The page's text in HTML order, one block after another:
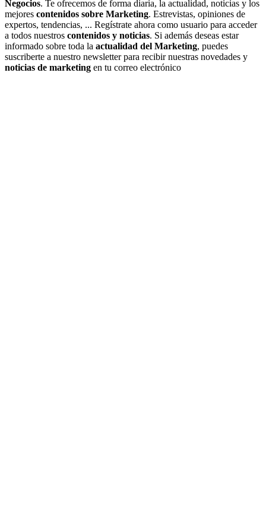
Negocios. Te ofrecemos de forma diaria, la actualidad, noticias y los
mejores contenidos sobre Marketing. Estrevistas, opiniones de
expertos, tendencias, ... Regístrate ahora como usuario para acceder
a todos nuestros contenidos y noticias. Si además deseas estar
informado sobre toda la actualidad del Marketing, puedes
suscriberte a nuestro newsletter para recibir nuestras novedades y
noticias de marketing en tu correo electrónico